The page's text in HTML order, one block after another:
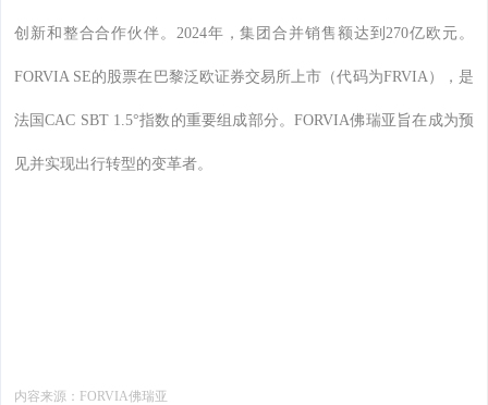
创新和整合合作伙伴。2024年，集团合并销售额达到270亿欧元。
FORVIA SE的股票在巴黎泛欧证券交易所上市（代码为FRVIA），是
法国CAC SBT 1.5°指数的重要组成部分。FORVIA佛瑞亚旨在成为预
见并实现出行转型的变革者。
内容来源： FORVIA佛瑞亚